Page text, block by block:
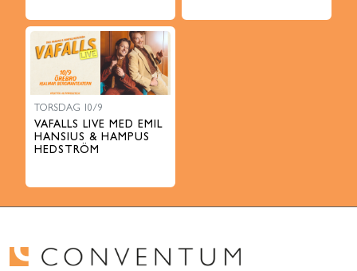
TORSDAG 10/9
VAFALLS LIVE MED EMIL
HANSIUS & HAMPUS
HEDSTRÖM